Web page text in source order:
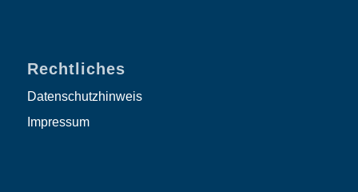
Rechtliches
Datenschutzhinweis
Impressum